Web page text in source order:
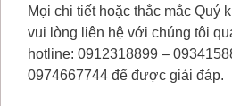
Mọi chi tiết hoặc thắc mắc Quý
vui lòng liên hệ với chúng tôi
hotline: 0912318899 –
0974667744 để được giải đáp.